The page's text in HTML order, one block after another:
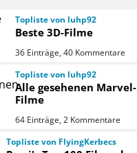
Topliste von luhp92
Beste 3D-Filme
36 Einträge, 40 Kommentare
Topliste von luhp92
Alle gesehenen Marvel-
Filme
64 Einträge, 2 Kommentare
Topliste von FlyingKerbecs